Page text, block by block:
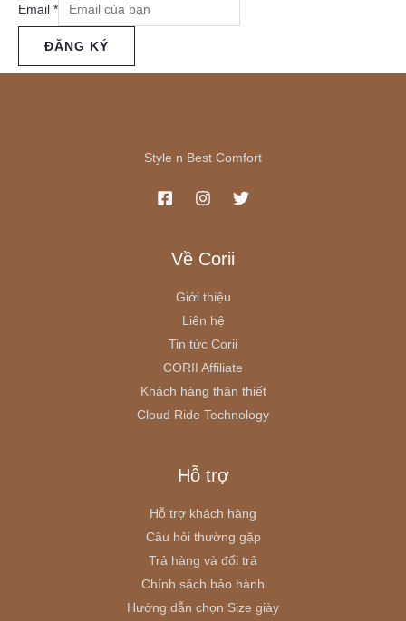
Email *
ĐĂNG KÝ
Style n Best Comfort
Về Corii
Giới thiệu
Liên hệ
Tin tức Corii
CORII Affiliate
Khách hàng thân thiết
Cloud Ride Technology
Hỗ trợ
Hỗ trợ khách hàng
Câu hỏi thường gặp
Trả hàng và đổi trả
Chính sách bảo hành
Hướng dẫn chọn Size giày